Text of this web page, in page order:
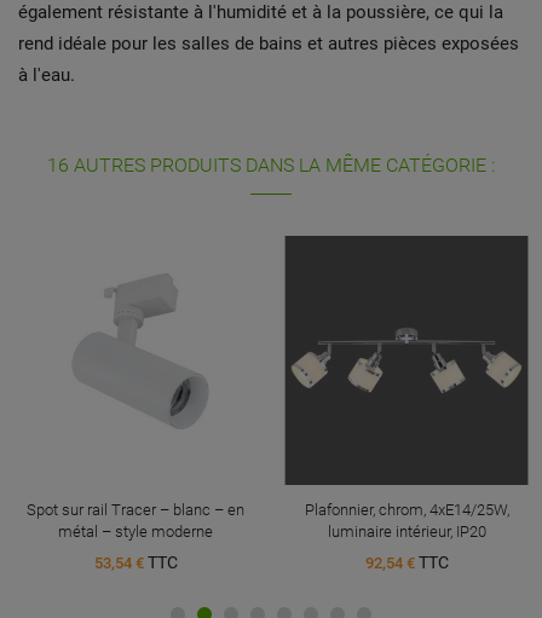
également résistante à l'humidité et à la poussière, ce qui la
rend idéale pour les salles de bains et autres pièces exposées
à l'eau.
16 AUTRES PRODUITS DANS LA MÊME CATÉGORIE :
Spot sur rail Tracer – blanc – en
métal – style moderne
53,54 € TTC
Plafonnier, chrom, 4xE14/25W,
luminaire intérieur, IP20
92,54 € TTC